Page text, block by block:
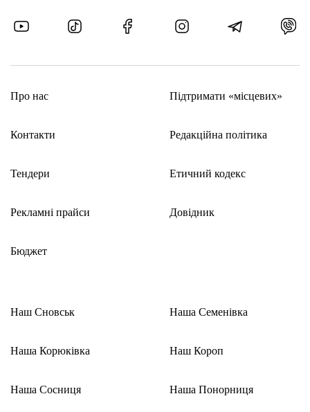
Про нас
Контакти
Тендери
Рекламні прайси
Бюджет
Підтримати «місцевих»
Редакційна політика
Етичний кодекс
Довідник
Наш Сновськ
Наша Корюківка
Наша Сосниця
Наша Семенівка
Наш Короп
Наша Понорниця